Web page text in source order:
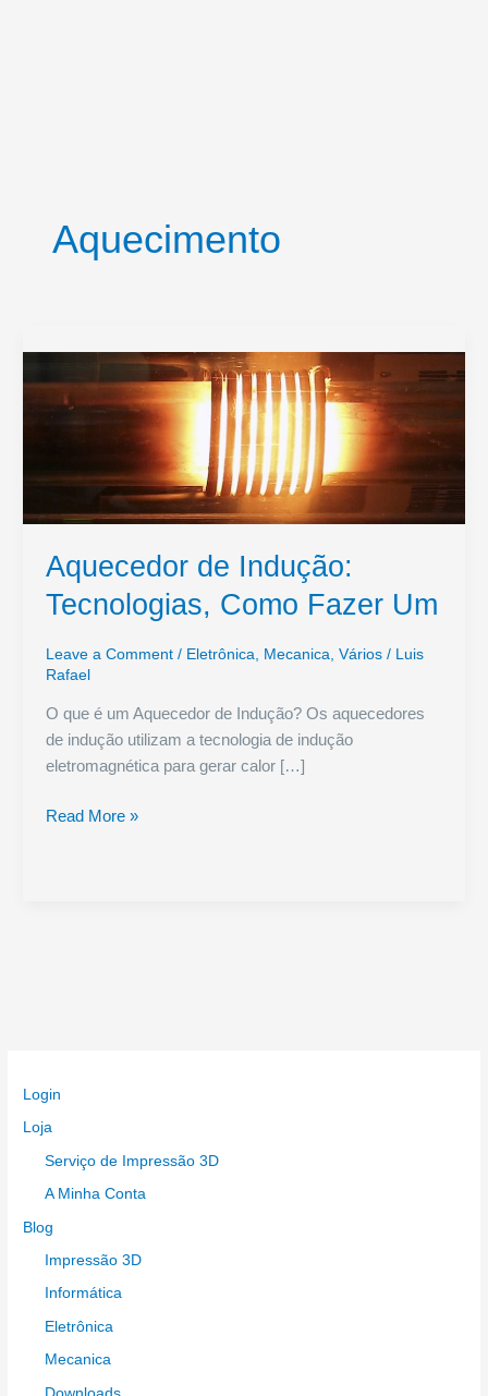
Aquecimento
Aquecedor de Indução:
Tecnologias, Como Fazer Um
Leave a Comment / Eletrônica Mecanica Vários/
Luis
Rafael
O que é um Aquecedor de Indução? Os aquecedores
de indução utilizam a tecnologia de indução
eletromagnética para gerar calor […]
Aquecedor
Read More »
Login
Loja
Serviço de Impressão 3D
A Minha Conta
Blog
Impressão 3D
Informática
Eletrônica
Mecanica